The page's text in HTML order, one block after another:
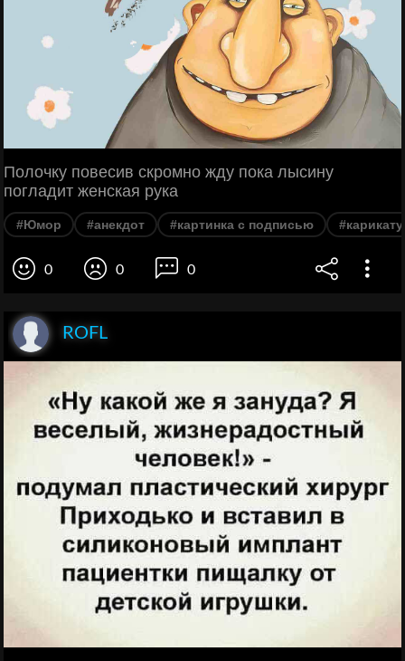
Полочку повесив скромно жду пока лысину
погладит женская рука
#Юмор #анекдот #картинка с подписью
0 0 0
ROFL